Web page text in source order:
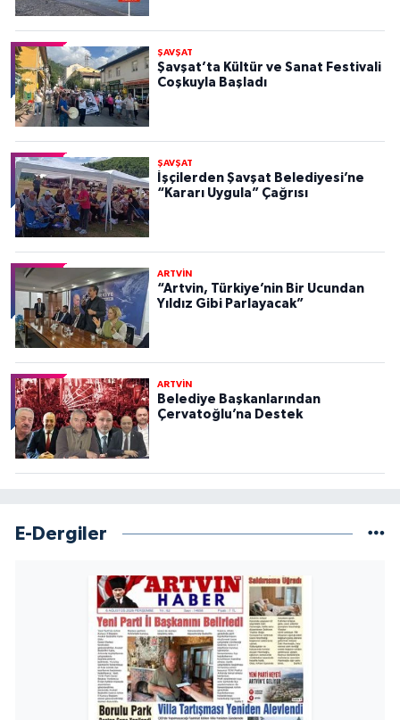
ŞAVŞAT
Şavşat’ta Kültür ve Sanat Festivali
Coşkuyla Başladı
ŞAVŞAT
İşçilerden Şavşat Belediyesi’ne
“Kararı Uygula” Çağrısı
ARTVİN
“Artvin, Türkiye’nin Bir Ucundan
Yıldız Gibi Parlayacak”
ARTVİN
Belediye Başkanlarından
Çervatoğlu’na Destek
E-Dergiler